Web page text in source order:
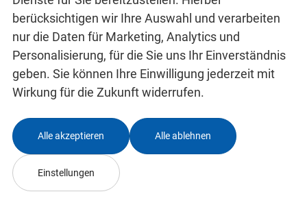
Android Autoist jedoch eineNavigationüber
kompatible Smartphone-Apps (z.B. Google
Maps oder Apple Karten) über den
Fahrzeugbildschirm
möglich.
Innen
Mittelarmlehne, Fahrer
Innenraumfilter
berücksichtigen wir Ihre Auswahl und verarbeiten
nur die Daten für Marketing, Analytics und
Personalisierung, für die Sie uns Ihr Einverständnis
geben. Sie können Ihre Einwilligung jederzeit mit
Wirkung für die Zukunft widerrufen.
Alle akzeptieren Alle ablehnen
Einstellungen